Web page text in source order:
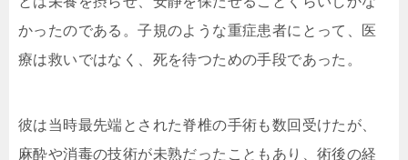
かったのである。子規のような重症患者にとって、医
療は救いではなく、死を待つための手段であった。
彼は当時最先端とされた脊椎の手術も数回受けたが、
麻酔や消毒の技術が未熟だったこともあり、術後の経